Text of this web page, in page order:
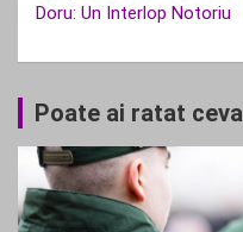
Doru: Un Interlop Notoriu
Poate ai ratat ceva